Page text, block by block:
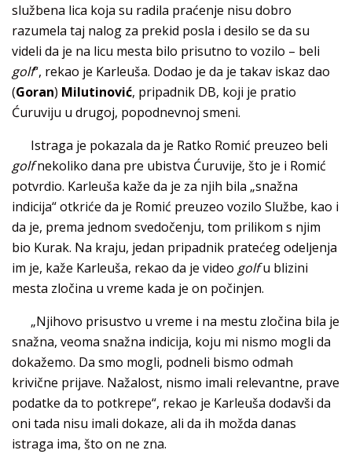
službena lica koja su radila praćenje nisu dobro
razumela taj nalog za prekid posla i desilo se da su
videli da je na licu mesta bilo prisutno to vozilo – beli
golf“, rekao je Karleuša. Dodao je da je takav iskaz dao
(Goran) Milutinović, pripadnik DB, koji je pratio
Ćuruviju u drugoj, popodnevnoj smeni.
Istraga je pokazala da je Ratko Romić preuzeo beli
golfnekoliko dana pre ubistva Ćuruvije, što je i Romić
potvrdio. Karleuša kaže da je za njih bila „snažna
indicija“ otkriće da je Romić preuzeo vozilo Službe, kao i
da je, prema jednom svedočenju, tom prilikom s njim
bio Kurak. Na kraju, jedan pripadnik pratećeg odeljenja
im je, kaže Karleuša, rekao da je video golfu blizini
mesta zločina u vreme kada je on počinjen.
„Njihovo prisustvo u vreme i na mestu zločina bila je
snažna, veoma snažna indicija, koju mi nismo mogli da
dokažemo. Da smo mogli, podneli bismo odmah
krivične prijave. Nažalost, nismo imali relevantne, prave
podatke da to potkrepe“, rekao je Karleuša dodavši da
oni tada nisu imali dokaze, ali da ih možda danas
istraga ima, što on ne zna.